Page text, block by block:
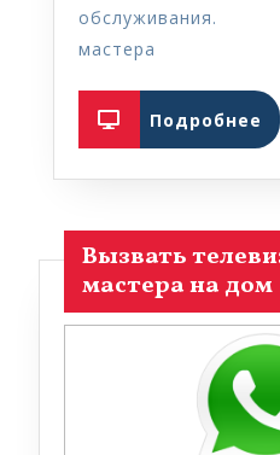
обслуживания.
мастера
Подробнее
Вызвать
мастера на дом